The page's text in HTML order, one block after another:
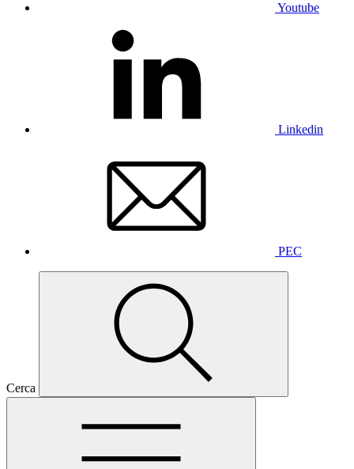
Youtube
Linkedin
PEC
Cerca